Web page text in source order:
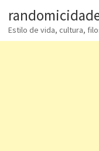
Estilo de vida, cultura,